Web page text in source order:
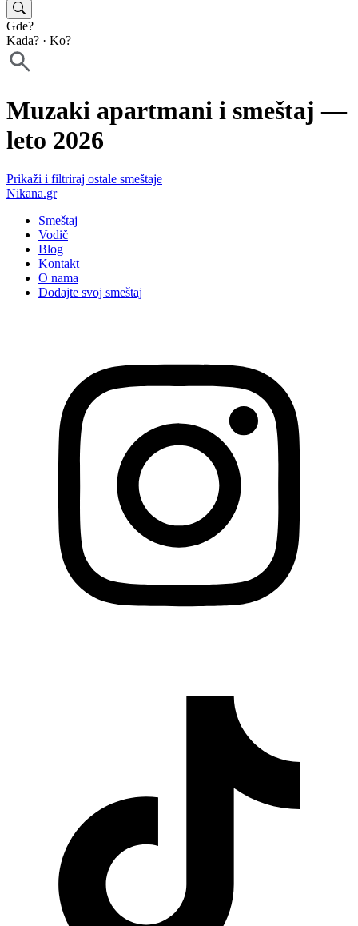
Gde?
Kada? · Ko?
Muzaki apartmani i smeštaj —
leto 2026
Prikaži i filtriraj ostale smeštaje
Nikana.gr
Smeštaj
Vodič
Blog
Kontakt
O nama
Dodajte svoj smeštaj